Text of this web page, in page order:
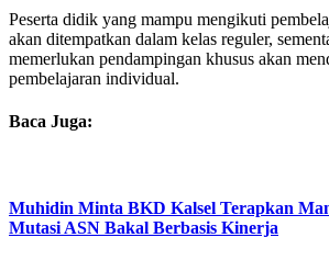
Peserta didik yang mampu mengikuti
akan ditempatkan dalam kelas reguler,
memerlukan pendampingan khusus akan
pembelajaran individual.
Baca Juga:
Muhidin Minta BKD Kalsel Terapkan
Mutasi ASN Bakal Berbasis Kinerja